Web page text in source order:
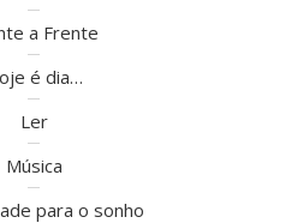
a Frente
é dia…
Ler
Música
para o sonho